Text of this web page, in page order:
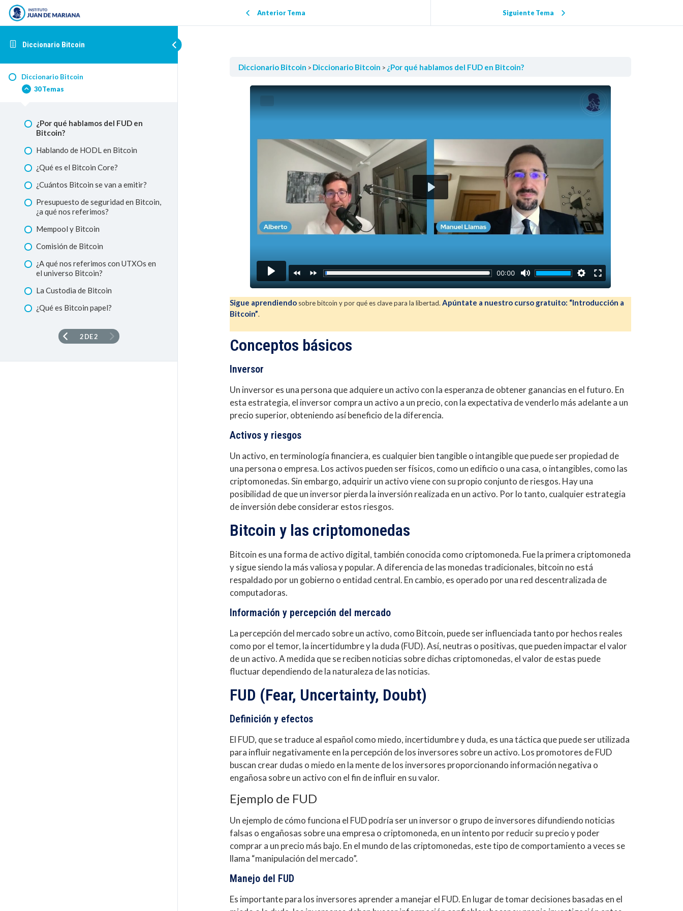
Diccionario Bitcoin
Diccionario Bitcoin
30 Temas
¿Por qué hablamos del FUD en
Bitcoin?
Hablando de HODL en Bitcoin
¿Qué es el Bitcoin Core?
¿Cuántos Bitcoin se van a emitir?
Presupuesto de seguridad en Bitcoin,
¿a qué nos referimos?
Mempool y Bitcoin
Comisión de Bitcoin
¿A qué nos referimos con UTXOs en
el universo Bitcoin?
La Custodia de Bitcoin
¿Qué es Bitcoin papel?
2 DE 2
Anterior Tema Siguiente Tema
Diccionario Bitcoin Diccionario Bitcoin ¿Por qué hablamos del FUD en Bitcoin?
Sigue aprendiendo sobre bitcoin y por qué es clave para la libertad. Apúntate a nuestro curso gratuito: “Introducción a
Bitcoin”.
Conceptos básicos
Inversor
Un inversor es una persona que adquiere un activo con la esperanza de obtener ganancias en el futuro. En
esta estrategia, el inversor compra un activo a un precio, con la expectativa de venderlo más adelante a un
precio superior, obteniendo así beneficio de la diferencia.
Activos y riesgos
Un activo, en terminología financiera, es cualquier bien tangible o intangible que puede ser propiedad de
una persona o empresa. Los activos pueden ser físicos, como un edificio o una casa, o intangibles, como las
criptomonedas. Sin embargo, adquirir un activo viene con su propio conjunto de riesgos. Hay una
posibilidad de que un inversor pierda la inversión realizada en un activo. Por lo tanto, cualquier estrategia
de inversión debe considerar estos riesgos.
Bitcoin y las criptomonedas
Bitcoin es una forma de activo digital, también conocida como criptomoneda. Fue la primera criptomoneda
y sigue siendo la más valiosa y popular. A diferencia de las monedas tradicionales, bitcoin no está
respaldado por un gobierno o entidad central. En cambio, es operado por una red descentralizada de
computadoras.
Información y percepción del mercado
La percepción del mercado sobre un activo, como Bitcoin, puede ser influenciada tanto por hechos reales
como por el temor, la incertidumbre y la duda (FUD). Así, neutras o positivas, que pueden impactar el valor
de un activo. A medida que se reciben noticias sobre dichas criptomonedas, el valor de estas puede
fluctuar dependiendo de la naturaleza de las noticias.
FUD (Fear, Uncertainty, Doubt)
Definición y efectos
El FUD, que se traduce al español como miedo, incertidumbre y duda, es una táctica que puede ser utilizada
para influir negativamente en la percepción de los inversores sobre un activo. Los promotores de FUD
buscan crear dudas o miedo en la mente de los inversores proporcionando información negativa o
engañosa sobre un activo con el fin de influir en su valor.
Ejemplo de FUD
Un ejemplo de cómo funciona el FUD podría ser un inversor o grupo de inversores difundiendo noticias
falsas o engañosas sobre una empresa o criptomoneda, en un intento por reducir su precio y poder
comprar a un precio más bajo. En el mundo de las criptomonedas, este tipo de comportamiento a veces se
llama “manipulación del mercado”.
Manejo del FUD
Es importante para los inversores aprender a manejar el FUD. En lugar de tomar decisiones basadas en el